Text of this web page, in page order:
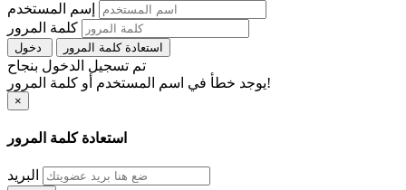
إسم المستخدم
كلمة المرور
استعادة كلمة المرور
تم تسجيل الدخول بنجاح
يوجد خطأ في اسم المستخدم أو كلمة المرور!
×
استعادة كلمة المرور
البريد